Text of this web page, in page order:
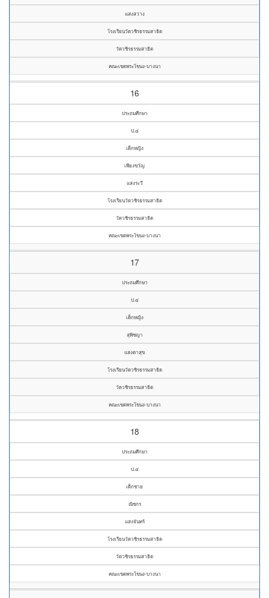
แสงสว่าง
โรงเรียนวัดวชิรธรรมสาธิต
วัดวชิรธรรมสาธิต
คณะเขตพระโขนง-บางนา
16
ประถมศึกษา
ป.๔
เด็กหญิง
เพียงขวัญ
แสงระวี
โรงเรียนวัดวชิรธรรมสาธิต
วัดวชิรธรรมสาธิต
คณะเขตพระโขนง-บางนา
17
ประถมศึกษา
ป.๔
เด็กหญิง
สุพิชญา
แสงตาสุข
โรงเรียนวัดวชิรธรรมสาธิต
วัดวชิรธรรมสาธิต
คณะเขตพระโขนง-บางนา
18
ประถมศึกษา
ป.๔
เด็กชาย
ณิชกร
แสงจันทร์
โรงเรียนวัดวชิรธรรมสาธิต
วัดวชิรธรรมสาธิต
คณะเขตพระโขนง-บางนา